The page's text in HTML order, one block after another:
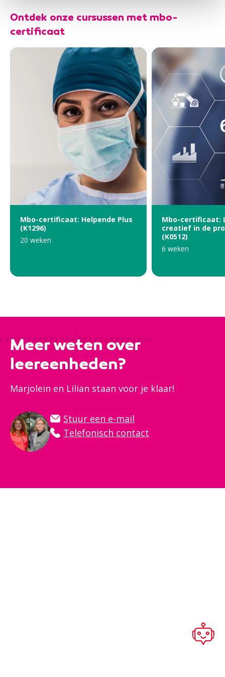
Ontdek onze cursussen met mbo-
certificaat
Mbo-certificaat: Helpende Plus
(K1296)
20 weken
Mbo-certificaat:
creatief in de
(K0512)
6 weken
Meer weten over
leereenheden?
Marjolein en Lilian staan voor je klaar!
Stuur een e-mail
Telefonisch contact